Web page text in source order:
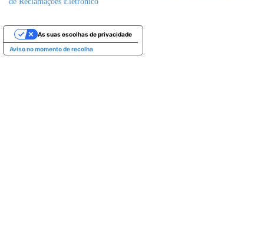
Aviso no momento de recolha
As suas escolhas de privacidade